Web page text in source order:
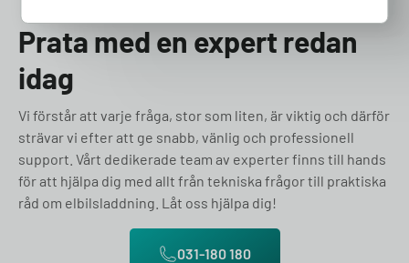
Prata med en expert redan
idag
Vi förstår att varje fråga, stor som liten, är viktig och därför
strävar vi efter att ge snabb, vänlig och professionell
support. Vårt dedikerade team av experter finns till hands
för att hjälpa dig med allt från tekniska frågor till praktiska
råd om elbilsladdning. Låt oss hjälpa dig!
031-180 180